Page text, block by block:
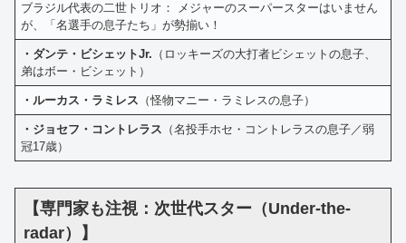
ブラジル代表の二世トリオ： メジャーのスーパースターはいません
が、「名選手の息子たち」が勢揃い！
・ダンテ・ビシェットJr. （ロッキーズの大打者ビシェットの息子、
弟はボー・ビシェット）
・ルーカス・ラミレス （怪物マニー・ラミレスの息子）
・ジョセフ・コントレラス （名投手ホセ・コントレラスの息子／弱
冠17歳）
【専門家も注視：次世代スター（Under-the-
radar）】